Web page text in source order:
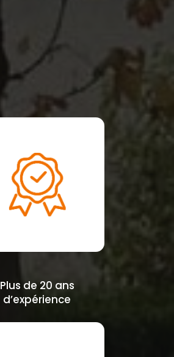
Plus de 20 ans
d’expérience